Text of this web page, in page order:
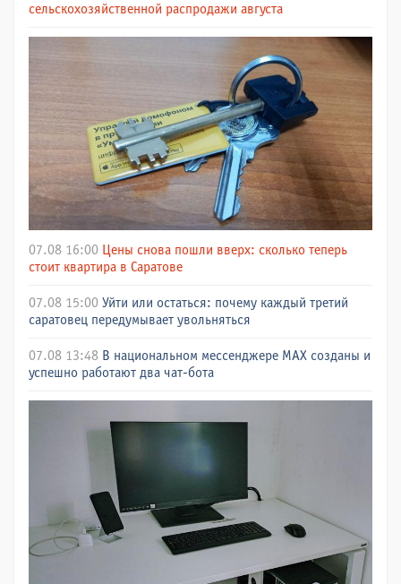
сельскохозяйственной распродажи августа
07.08 16:00 Цены снова пошли вверх: сколько теперь
стоит квартира в Саратове
07.08 15:00 Уйти или остаться: почему каждый третий
саратовец передумывает увольняться
07.08 13:48 В национальном мессенджере МАХ созданы и
успешно работают два чат-бота